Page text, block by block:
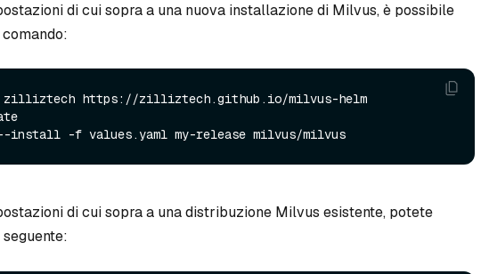
di cui sopra a una nuova installazione di Milvus, è possibile
zilliztech https://zilliztech.github.io/milvus-helm
di cui sopra a una distribuzione Milvus esistente, potete